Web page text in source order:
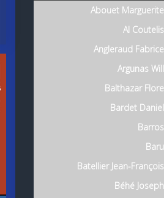
Abouet Marguerite
Al Coutelis
Angleraud Fabrice
Argunas Will
Balthazar Flore
Bardet Daniel
Barros
Baru
Batellier Jean-François
Béhé Joseph